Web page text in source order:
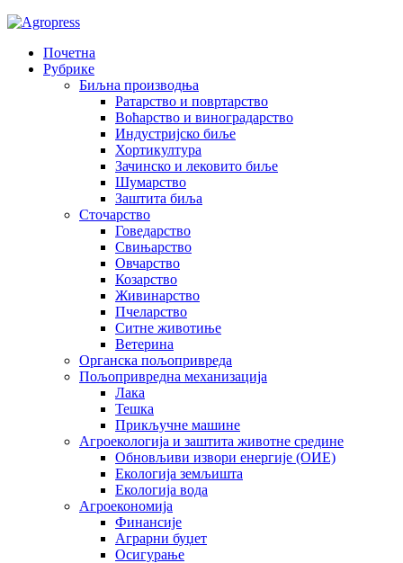
Почетна
Рубрике
Биљна производња
Ратарство и повртарство
Воћарство и виноградарство
Индустријско биље
Хортикултура
Зачинско и лековито биље
Шумарство
Заштита биља
Сточарство
Говедарство
Свињарство
Овчарство
Козарство
Живинарство
Пчеларство
Ситне животиње
Ветерина
Органска пољопривреда
Пољопривредна механизација
Лака
Тешка
Прикључне машине
Агроекологија и заштита животне средине
Обновљиви извори енергије (ОИЕ)
Екологија земљишта
Екологија вода
Агроекономија
Финансије
Аграрни буџет
Осигурање